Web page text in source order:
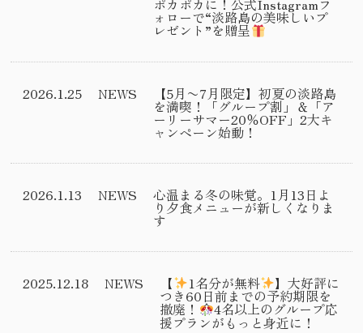
ポカポカに！公式Instagramフ
ォローで“淡路島の美味しいプ
レゼント”を贈呈
2026.1.25 NEWS 【5月〜7月限定】初夏の淡路島
を満喫！「グループ割」＆「ア
ーリーサマー20％OFF」2大キ
ャンペーン始動！
2026.1.13 NEWS 心温まる冬の味覚。1月13日よ
り夕食メニューが新しくなりま
す
2025.12.18 NEWS 【 1名分が無料 】大好評に
つき60日前までの予約期限を
撤廃！ 4名以上のグループ応
援プランがもっと身近に！